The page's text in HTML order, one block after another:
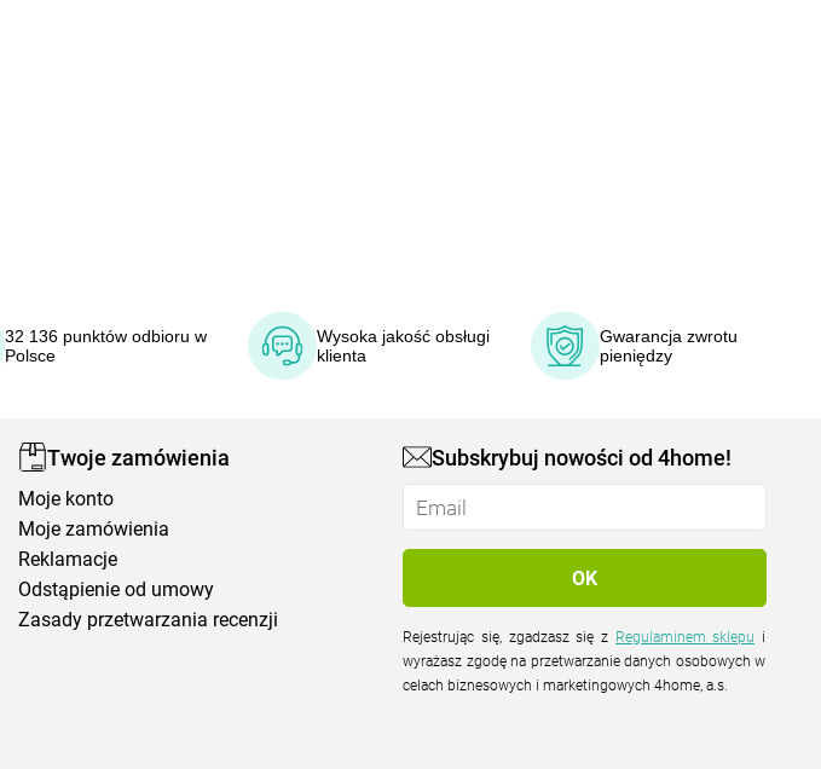
32 136 punktów odbioru w
Polsce
Wysoka jakość obsługi
klienta
Gwarancja zwrotu
pieniędzy
Twoje zamówienia
Moje konto
Moje zamówienia
Reklamacje
Odstąpienie od umowy
Zasady przetwarzania recenzji
Subskrybuj nowości od 4home!
Rejestrując się, zgadzasz się z Regulaminem sklepu
wyrażasz zgodę na przetwarzanie danych osobowych w
celach biznesowych i marketingowych 4home, a.s.